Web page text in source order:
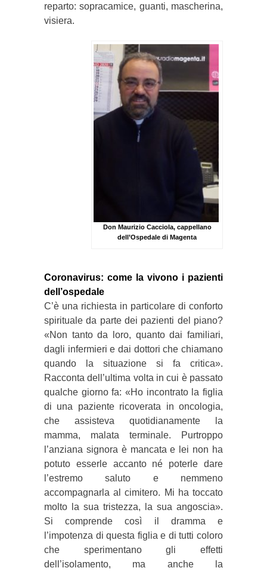
reparto: sopracamice, guanti, mascherina,
visiera.
Don Maurizio Cacciola, cappellano
dell’Ospedale di Magenta
Coronavirus: come la vivono i pazienti
dell’ospedale
C’è una richiesta in particolare di conforto
spirituale da parte dei pazienti del piano?
«Non tanto da loro, quanto dai familiari,
dagli infermieri e dai dottori che chiamano
quando la situazione si fa critica».
Racconta dell’ultima volta in cui è passato
qualche giorno fa: «Ho incontrato la figlia
di una paziente ricoverata in oncologia,
che assisteva quotidianamente la
mamma, malata terminale. Purtroppo
l’anziana signora è mancata e lei non ha
potuto esserle accanto né poterle dare
l’estremo saluto e nemmeno
accompagnarla al cimitero. Mi ha toccato
molto la sua tristezza, la sua angoscia».
Si comprende così il dramma e
l’impotenza di questa figlia e di tutti coloro
che sperimentano gli effetti
dell’isolamento, ma anche la